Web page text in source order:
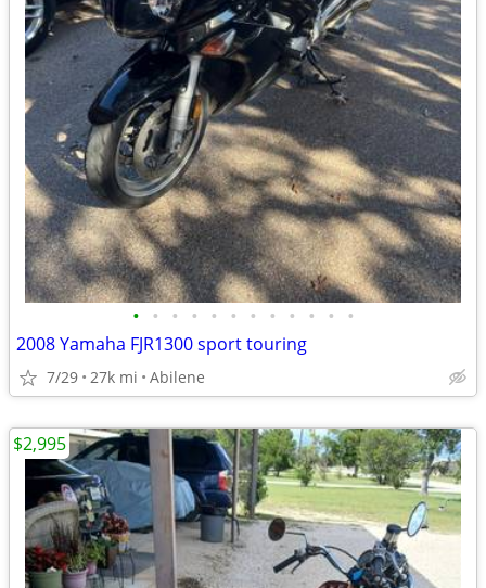
• • • • • • • • • • • •
2008 Yamaha FJR1300 sport touring
7/29 27k mi Abilene
$2,995